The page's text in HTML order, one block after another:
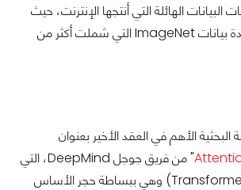
البيانات الهائلة التي أنتجها الإنترنت، حيث
اعتمد الفريق على قاعدة بيانات ImageNet التي شملت أكثر من
البحثية الأهم في العقد الأخير بعنوان
" من فريق جوجل DeepMind، التي
قدمت بنية المحوّل (Transformer) وهي ببساطة حجر الأساس